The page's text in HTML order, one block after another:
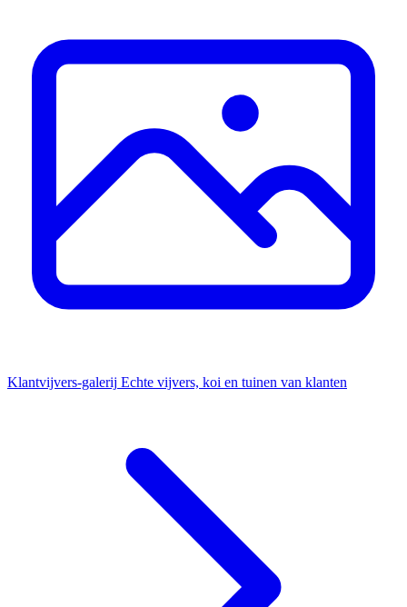
Klantvijvers-galerij Echte vijvers, koi en tuinen van klanten